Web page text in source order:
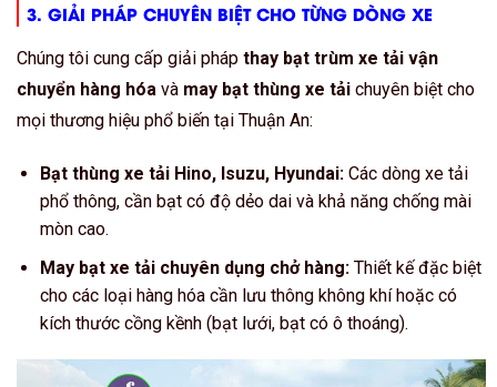
3. GIẢI PHÁP CHUYÊN BIỆT CHO TỪNG DÒNG XE
Chúng tôi cung cấp giải pháp thay bạt trùm xe tải vận
chuyển hàng hóa và may bạt thùng xe tải chuyên biệt cho
mọi thương hiệu phổ biến tại Thuận An:
Bạt thùng xe tải Hino, Isuzu, Hyundai:Các dòng xe tải
phổ thông, cần bạt có độ dẻo dai và khả năng chống mài
mòn cao.
May bạt xe tải chuyên dụng chở hàng:Thiết kế đặc biệt
cho các loại hàng hóa cần lưu thông không khí hoặc có
kích thước cồng kềnh (bạt lưới, bạt có ô thoáng).